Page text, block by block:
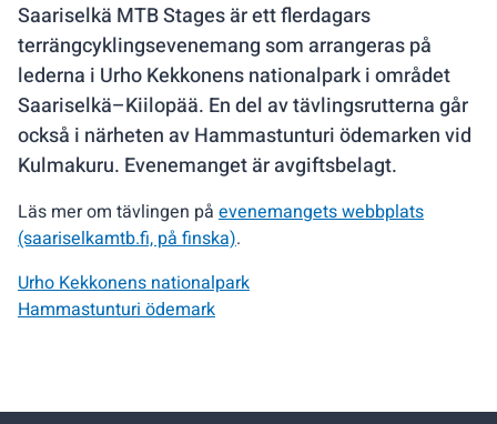
Saariselkä MTB Stages är ett flerdagars
terrängcyklingsevenemang som arrangeras på
lederna i Urho Kekkonens nationalpark i området
Saariselkä–Kiilopää. En del av tävlingsrutterna går
också i närheten av Hammastunturi ödemarken vid
Kulmakuru. Evenemanget är avgiftsbelagt.
Läs mer om tävlingen på evenemangets webbplats
(saariselkamtb.fi, på finska).
Urho Kekkonens nationalpark
Hammastunturi ödemark